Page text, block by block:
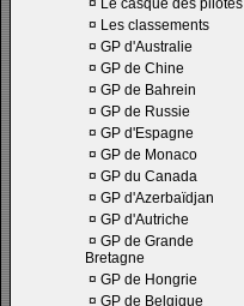
¤ Le casque des pilotes
¤ Les classements
¤ GP d'Australie
¤ GP de Chine
¤ GP de Bahrein
¤ GP de Russie
¤ GP d'Espagne
¤ GP de Monaco
¤ GP du Canada
¤ GP d'Azerbaïdjan
¤ GP d'Autriche
¤ GP de Grande
Bretagne
¤ GP de Hongrie
¤ GP de Belgique